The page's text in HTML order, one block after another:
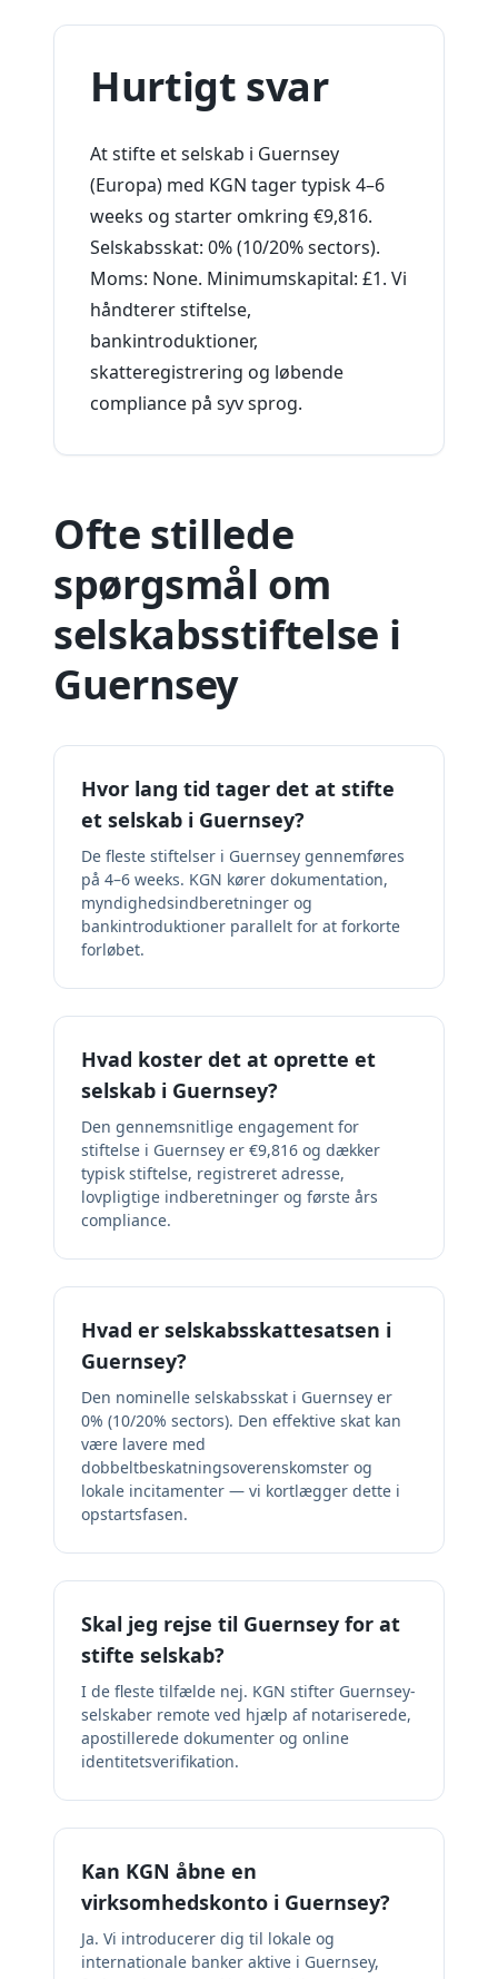
Hurtigt svar
At stifte et selskab i Guernsey
(Europa) med KGN tager typisk 4–6
weeks og starter omkring €9,816.
Selskabsskat: 0% (10/20% sectors).
Moms: None. Minimumskapital: £1. Vi
håndterer stiftelse,
bankintroduktioner,
skatteregistrering og løbende
compliance på syv sprog.
Ofte stillede
spørgsmål om
selskabsstiftelse i
Guernsey
Hvor lang tid tager det at stifte
et selskab i Guernsey?
De fleste stiftelser i Guernsey gennemføres
på 4–6 weeks. KGN kører dokumentation,
myndighedsindberetninger og
bankintroduktioner parallelt for at forkorte
forløbet.
Hvad koster det at oprette et
selskab i Guernsey?
Den gennemsnitlige engagement for
stiftelse i Guernsey er €9,816 og dækker
typisk stiftelse, registreret adresse,
lovpligtige indberetninger og første års
compliance.
Hvad er selskabsskattesatsen i
Guernsey?
Den nominelle selskabsskat i Guernsey er
0% (10/20% sectors). Den effektive skat kan
være lavere med
dobbeltbeskatningsoverenskomster og
lokale incitamenter — vi kortlægger dette i
opstartsfasen.
Skal jeg rejse til Guernsey for at
stifte selskab?
I de fleste tilfælde nej. KGN stifter Guernsey-
selskaber remote ved hjælp af notariserede,
apostillerede dokumenter og online
identitetsverifikation.
Kan KGN åbne en
virksomhedskonto i Guernsey?
Ja. Vi introducerer dig til lokale og
internationale banker aktive i Guernsey,